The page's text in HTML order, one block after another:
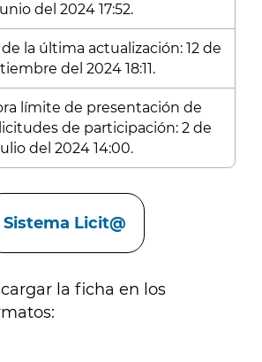
del 2024 17:52.
la última actualización: 12 de
del 2024 18:11.
límite de presentación de
de participación: 2 de
del 2024 14:00.
Sistema Licit@
la ficha en los